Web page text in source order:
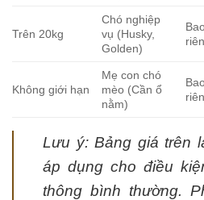
Trên 20kg
Chó nghiệp
vụ (Husky,
Golden)
Không giới hạn
Mẹ con chó
mèo (Cần ổ
nằm)
Lưu ý: Bảng giá trên
áp dụng cho điều
thông bình thường.